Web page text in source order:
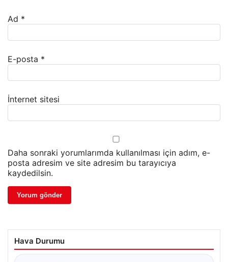
Ad *
E-posta *
İnternet sitesi
Daha sonraki yorumlarımda kullanılması için adım, e-
posta adresim ve site adresim bu tarayıcıya
kaydedilsin.
Hava Durumu